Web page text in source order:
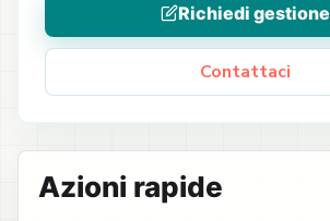
Richiedi gestione
Contattaci
Azioni rapide